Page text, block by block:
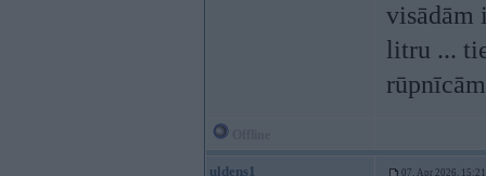
visādām
litru ...
uldens1 07. Apr 2026, 15:21